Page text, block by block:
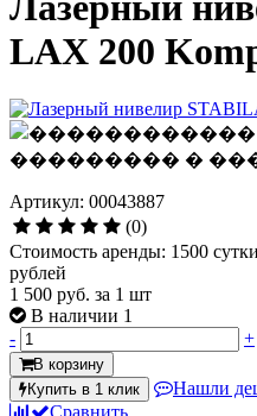
LAX 200
Артикул: 00043887
(0)
Стоимость аренды: 1500
рублей
1 500 руб. за 1 шт
В наличии 1
-
+
В корзину
Купить в 1 клик
Нашли